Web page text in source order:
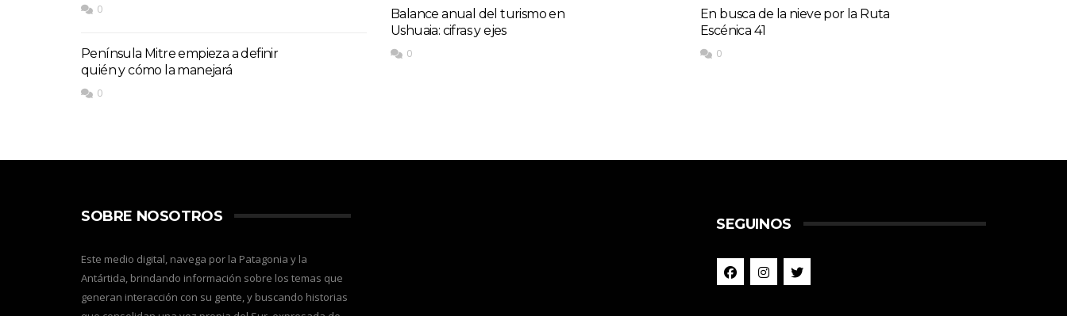
0
Península Mitre empieza a definir
quién y cómo la manejará
0
Balance anual del turismo en
Ushuaia: cifras y ejes
0
En busca de la nieve por la Ruta
Escénica 41
0
SOBRE NOSOTROS
Este medio digital, navega por la Patagonia y la
Antártida, brindando información sobre los temas que
generan interacción con su gente, y buscando historias
SEGUINOS